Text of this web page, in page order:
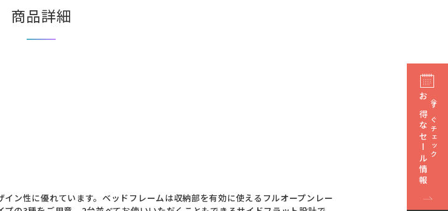
商品詳細
ン性に優れています。ベッドフレームは収納部を有効に使えるフルオープンレー
今すぐチェック
お得なセール情報